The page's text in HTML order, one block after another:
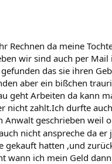
Rechnen da meine
wir sind auch per
das sie ihren
aber ein bißchen
geht Arbeiten da kann
nicht zahlt.Ich durfte
Anwalt geschrieben weil
nicht anspreche da
gekauft hatten ,und
wann ich mein Geld